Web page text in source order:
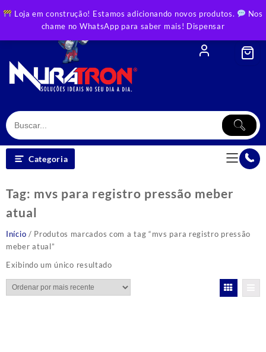
Loja em construção! Estamos adicionando novos produtos.
Nos
chame no WhatsApp para saber mais! Dispensar
to
Categoria
Tag: mvs para registro pressão meber
atual
Início / Produtos marcados com a tag “mvs para registro pressão
meber atual”
Exibindo um único resultado